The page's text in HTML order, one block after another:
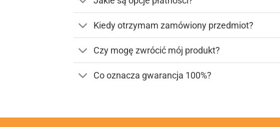
Kiedy otrzymam zamówiony przedmiot?
Czy mogę zwrócić mój produkt?
Co oznacza gwarancja 100%?